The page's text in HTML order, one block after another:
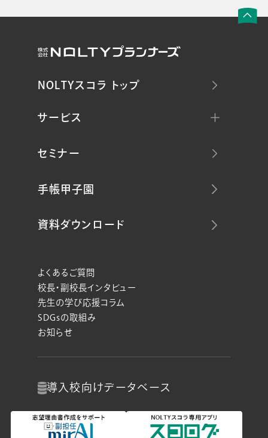
NOLTYスコラ トップ
サービス
セミナー
手帳甲子園
資料ダウンロード
よくあるご質問
校長・副校長インタビュー
先生の学び応援コラム
SDGsの取組み
お知らせ
導入校向けデータベース